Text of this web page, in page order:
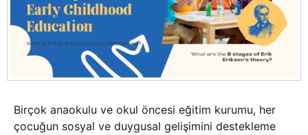
Birçok anaokulu ve okul öncesi eğitim kurumu, her
çocuğun sosyal ve duygusal gelişimini destekleme